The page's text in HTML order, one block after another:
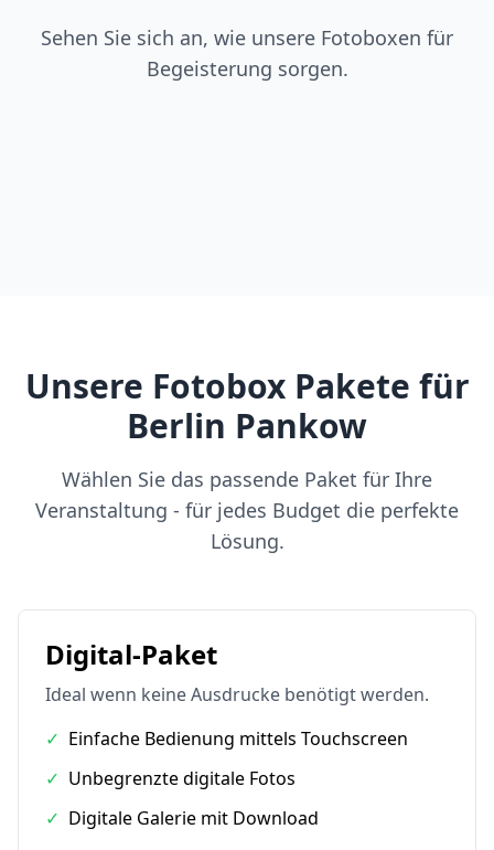
Sehen Sie sich an, wie unsere Fotoboxen für
Begeisterung sorgen.
Unsere Fotobox Pakete für
Berlin Pankow
Wählen Sie das passende Paket für Ihre
Veranstaltung - für jedes Budget die perfekte
Lösung.
Digital-Paket
Ideal wenn keine Ausdrucke benötigt werden.
✓ Einfache Bedienung mittels Touchscreen
✓ Unbegrenzte digitale Fotos
✓ Digitale Galerie mit Download